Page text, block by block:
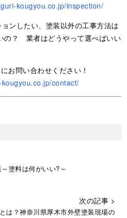
kougyou.co.jp/inspection/
ンしたい、塗装以外の工事方法は
？ 業者はどうやって選べばいい
問い合わせください！
contact/
川県相模原市 屋根塗装 折板屋根 工事中
塗料は何がいい?～
次の記事 >
は？神奈川県厚木市外壁塗装現場の